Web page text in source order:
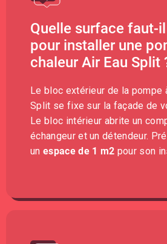
Quelle surface faut-
pour installer une
chaleur Air Eau Split
Le bloc extérieur de la pompe
Split se fixe sur la façade de
Le bloc intérieur abrite un
échangeur et un détendeur.
un espace de 1 m2 pour son